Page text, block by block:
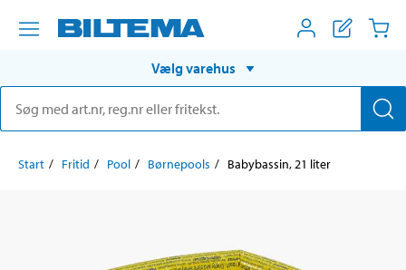
Vælg varehus
Start Fritid Pool Børnepools Babybassin, 21 liter